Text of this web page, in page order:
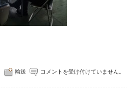
輸送 コメントを受け付けていません。